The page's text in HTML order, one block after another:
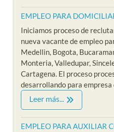
EMPLEO PARA
Iniciamos proceso de
nueva vacante de empleo
Medellin, Bogota,
Monteria, Valledupar,
Cartagena. El proceso
desarrollando para
Leer más...
EMPLEO PARA AUXILIAR